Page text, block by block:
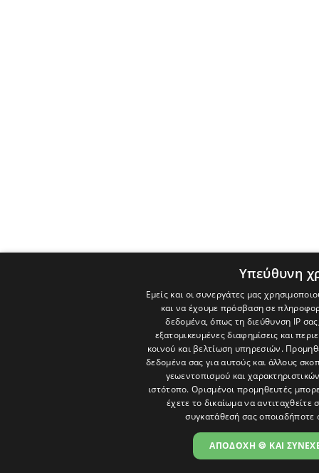
Υπεύθυνη
Εμείς και οι συνεργάτες μας
και να έχουμε πρόσβαση σε
δεδομένα, όπως τη διεύθυνση IP
εξατομικευμένες διαφημίσεις και
κοινού και βελτίωση υπηρεσιών.
δεδομένα σας για αυτούς και άλλους
γεωεντοπισμού και
ιστότοπο. Ορισμένοι προμηθευτές
έχετε το δικαίωμα να αντιταχθείτε
συγκατάθεσή σας οποιαδήποτε
ΑΠΟΔΟΧΗ 🍪 ΚΑΙ